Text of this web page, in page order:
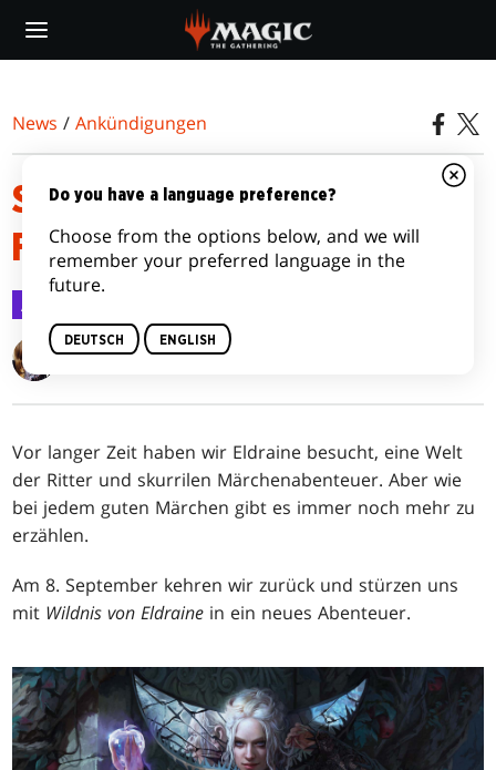
main
News /Ankündigungen
SEI AM 8. SEPTEMBER BEREIT
FÜR WILDNIS VON ELDRAINE
Ankündigungen
Billie Kaplan
Vor langer Zeit haben wir Eldraine besucht, eine Welt
der Ritter und skurrilen Märchenabenteuer. Aber wie
bei jedem guten Märchen gibt es immer noch mehr zu
erzählen.
Am 8. September kehren wir zurück und stürzen uns
mit Wildnis von Eldraine in ein neues Abenteuer.
Do you have a language preference?
Choose from the options below, and we will
remember your preferred language in the
future.
DEUTSCH ENGLISH